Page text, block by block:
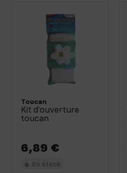
Toucan
Kit d'ouverture
toucan
Prix
6,89 €
En stock